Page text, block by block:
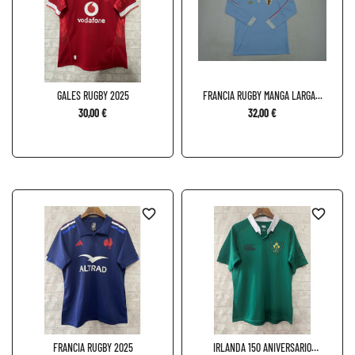
GALES RUGBY 2025
30,00 €
FRANCIA RUGBY MANGA LARGA...
32,00 €
FRANCIA RUGBY 2025
favorite_border
IRLANDA 150 ANIVERSARIO
favorite_border